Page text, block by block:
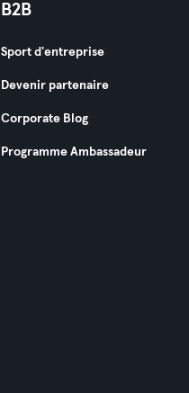
B2B
Sport d'entreprise
Devenir partenaire
Corporate Blog
Programme Ambassadeur